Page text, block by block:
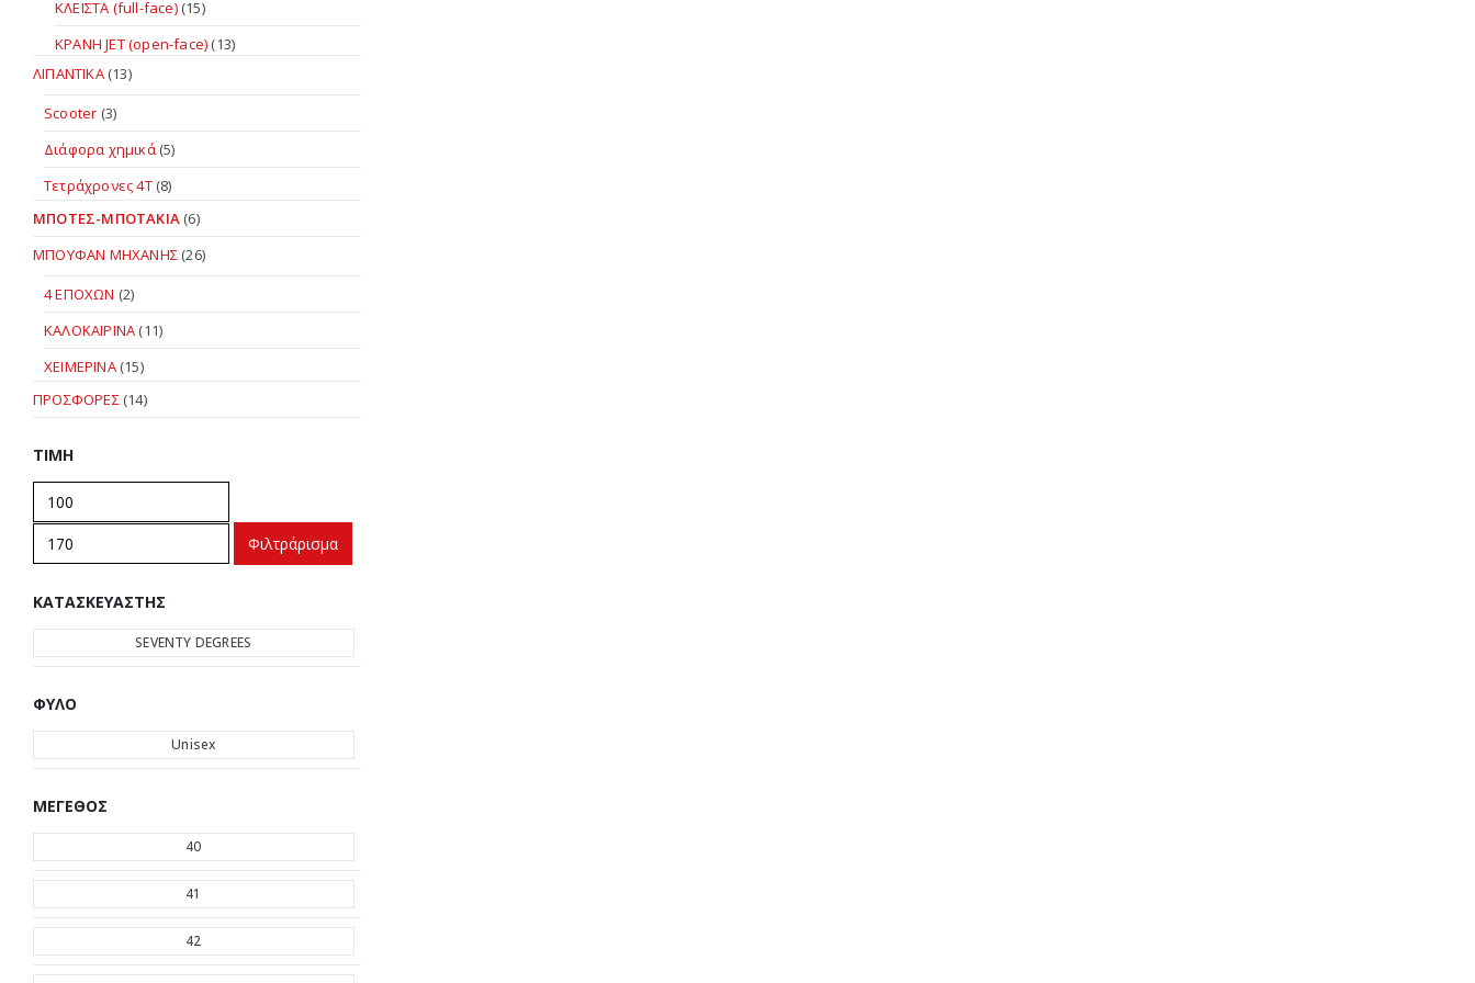
ΚΛΕΙΣΤΑ (full-face) (15)
ΚΡΑΝΗ JET (open-face) (13)
ΛΙΠΑΝΤΙΚΑ (13)
Scooter (3)
Διάφορα χημικά (5)
Τετράχρονες 4Τ (8)
ΜΠΟΤΕΣ-ΜΠΟΤΑΚΙΑ (6)
ΜΠΟΥΦΑΝ ΜΗΧΑΝΗΣ (26)
4 ΕΠΟΧΩΝ (2)
ΚΑΛΟΚΑΙΡΙΝΑ (11)
ΧΕΙΜΕΡΙΝΑ (15)
ΠΡΟΣΦΟΡΕΣ (14)
ΤΙΜΉ
Ελάχιστη
τιμή
Φιλτράρισμα
ΚΑΤΑΣΚΕΥΑΣΤΉΣ
SEVENTY DEGREES
ΦΎΛΟ
Unisex
ΜΈΓΕΘΟΣ
40
41
42